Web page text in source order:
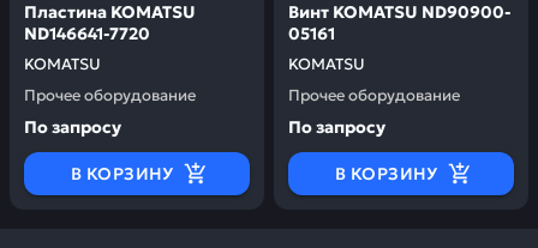
KOMATSU
Пластина KOMATSU
ND146641-7720
Прочее оборудование
По запросу
В КОРЗИНУ
KOMATSU
Винт KOMATSU ND90900-
05161
Прочее оборудование
По запросу
В КОРЗИНУ